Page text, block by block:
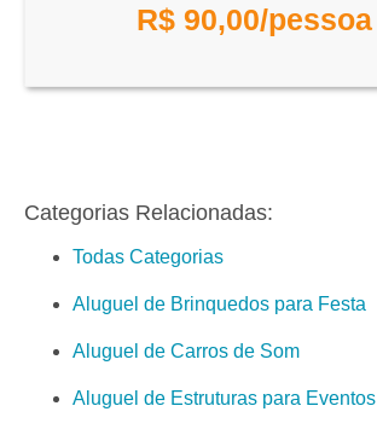
R$ 90,00/pessoa
Categorias Relacionadas:
Todas Categorias
Aluguel de Brinquedos para Festa
Aluguel de Carros de Som
Aluguel de Estruturas para Eventos